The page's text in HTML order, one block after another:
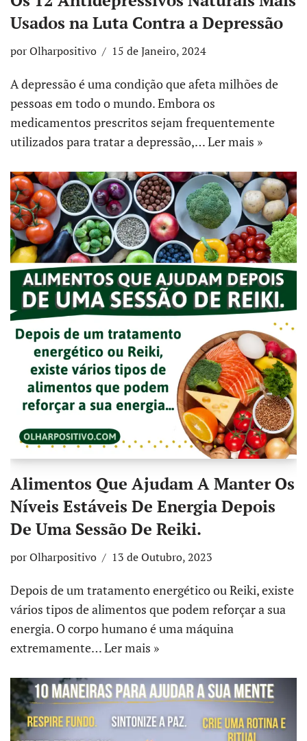
Usados na Luta Contra a Depressão
porOlharpositivo 15 de Janeiro, 2024
A depressão é uma condição que afeta milhões de
pessoas em todo o mundo. Embora os
medicamentos prescritos sejam frequentemente
utilizados para tratar a depressão,…Ler mais »
Alimentos Que Ajudam A Manter Os
Níveis Estáveis De Energia Depois
De Uma Sessão De Reiki.
porOlharpositivo 13 de Outubro, 2023
Depois de um tratamento energético ou Reiki, existe
vários tipos de alimentos que podem reforçar a sua
energia. O corpo humano é uma máquina
extremamente…Ler mais »